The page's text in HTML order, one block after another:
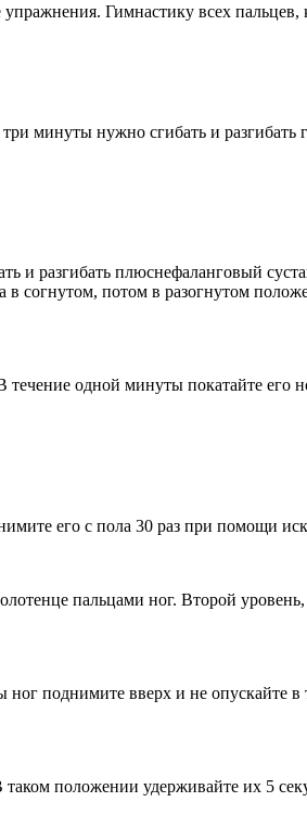
Гимнастику всех
минуты нужно сгибать и
и разгибать плюснефаланговый
согнутом, потом в разогнутом
одной минуты покатайте его
его с пола 30 раз при помощи
пальцами ног. Второй
поднимите вверх и не опускайте
положении удерживайте их 5